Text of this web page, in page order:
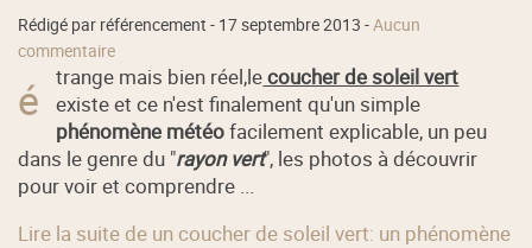
Rédigé par référencement - 17 septembre 2013 -Aucun
commentaire
é trange mais bien réel,lecoucher de soleil vert
existe et ce n'est finalement qu'un simple
phénomène météofacilement explicable, un peu
dans le genre du "rayon vert", les photos à découvrir
pour voir et comprendre ...
Lire la suite de un coucher de soleil vert: un phénomène